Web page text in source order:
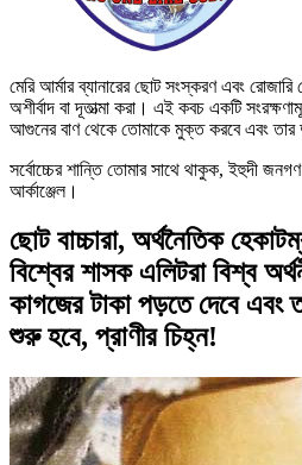
মেরি আর্মার ব্যানারের ছোট সংস্করণ এবং
অশীর্বাদ বা দূতাত্মা করা। এই কবচ একটি
আগুনের বাণ থেকে তোমাকে মুক্ত করবে এবং তার
সর্বোচ্চের শান্তি তোমার সাথে থাকুক, ইহুদী
আর্কাঞ্জেল।
ছোট বাচ্চারা, অর্থনৈতিক
বিশ্বের শাসক এলিটরা বিশ্ব
কাগজের টাকা পড়তে দেবে এবং
শুরু হবে, প্রাণীর চিহ্ন!